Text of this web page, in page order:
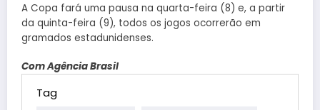
A Copa fará uma pausa na quarta-feira (8) e, a partir
da quinta-feira (9), todos os jogos ocorrerão em
gramados estadunidenses.
Com Agência Brasil
Tag